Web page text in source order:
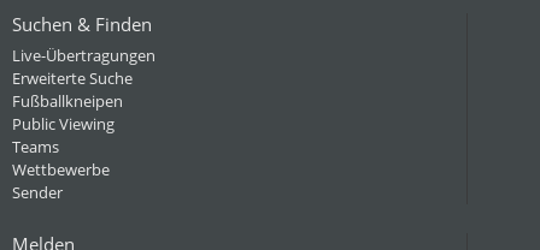
Suchen & Finden
Live-Übertragungen
Erweiterte Suche
Fußballkneipen
Public Viewing
Teams
Wettbewerbe
Sender
Melden